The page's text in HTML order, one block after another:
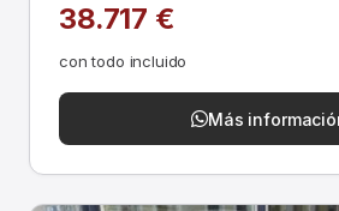
38.717 €
con todo incluido
Más